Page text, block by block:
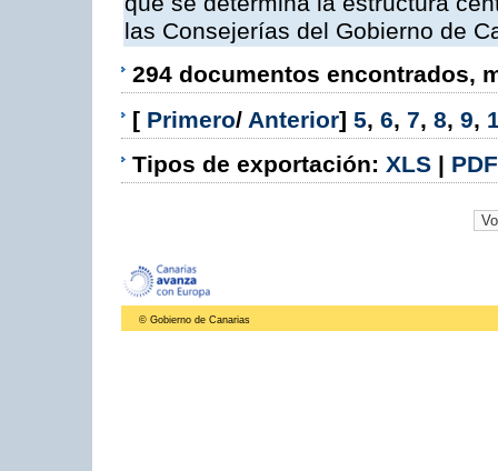
las Consejerías del Gobierno de
294 documentos encontrados,
[ Primero/ Anterior] 5, 6, 7, 8, 9,
Tipos de exportación: XLS | PDF
© Gobierno de Canarias